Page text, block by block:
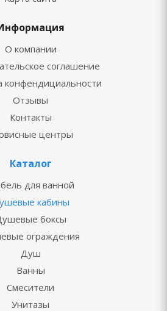
О компании
соглашение
конфендициальности
Отзывы
Контакты
центры
Каталог
для ванной
кабины
боксы
ограждения
Душ
Ванны
Смесители
Унитазы